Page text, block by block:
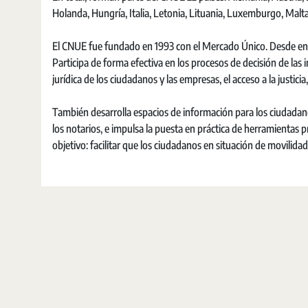
Holanda, Hungría, Italia, Letonia, Lituania, Luxemburgo,
El CNUE fue fundado en 1993 con el Mercado Único. Desde
Participa de forma efectiva en los procesos de decisión de
jurídica de los ciudadanos y las empresas, el acceso a la
También desarrolla espacios de información para los
los notarios, e impulsa la puesta en práctica de
objetivo: facilitar que los ciudadanos en situación de